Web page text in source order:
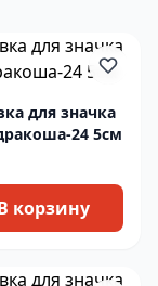
для значка
24 5см
корзину